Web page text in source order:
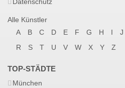
Alle Künstler
A
B C D E F G H I J
R
S T U V W X Y Z
TOP-STÄDTE
München